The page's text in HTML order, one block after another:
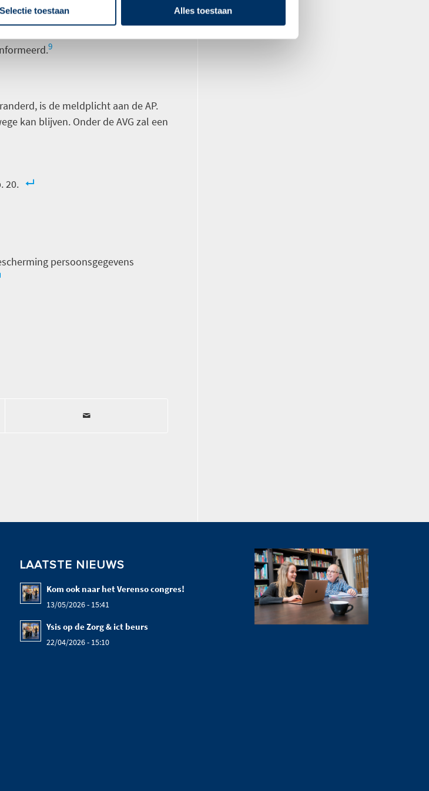
Selectie toestaan Alles toestaan
mededeling of soortgelijke
9
is de meldplicht aan de AP.
kan blijven. Onder de AVG zal een
20.
persoonsgegevens
LAATSTE NIEUWS
Kom ook naar het Verenso congres!
13/05/2026 - 15:41
Ysis op de Zorg & ict beurs
22/04/2026 - 15:10